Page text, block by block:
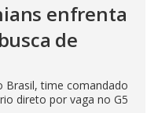
enfrenta
de
Brasil, time comandado
direto por vaga no G5